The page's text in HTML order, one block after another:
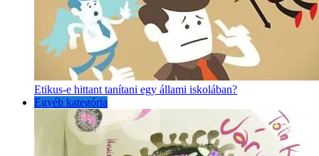
Etikus-e hittant tanítani egy állami iskolában?
Egyéb kategória